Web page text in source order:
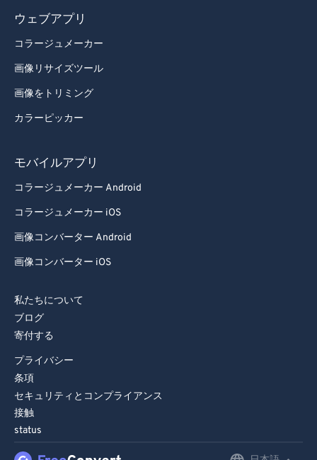
ウェブアプリ
コラージュメーカー
画像リサイズツール
画像をトリミング
カラーピッカー
モバイルアプリ
コラージュメーカー Android
コラージュメーカー iOS
画像コンバーター Android
画像コンバーター iOS
私たちについて
ブログ
寄付する
プライバシー
条項
セキュリティとコンプライアンス
接触
status